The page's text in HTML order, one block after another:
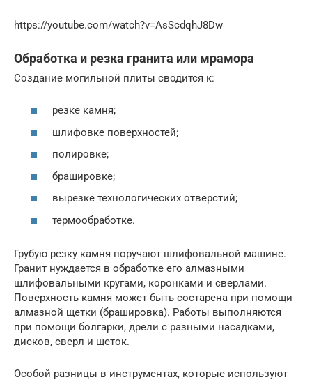
https://youtube.com/watch?v=AsScdqhJ8Dw
Обработка и резка гранита или мрамора
Создание могильной плиты сводится к:
резке камня;
шлифовке поверхностей;
полировке;
брашировке;
вырезке технологических отверстий;
термообработке.
Грубую резку камня поручают шлифовальной машине.
Гранит нуждается в обработке его алмазными
шлифовальными кругами, коронками и сверлами.
Поверхность камня может быть состарена при помощи
алмазной щетки (брашировка). Работы выполняются
при помощи болгарки, дрели с разными насадками,
дисков, сверл и щеток.
Особой разницы в инструментах, которые используют